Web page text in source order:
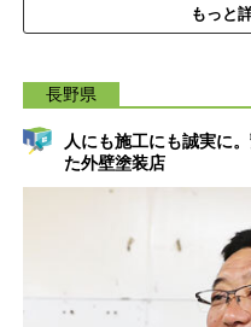
もっと
長野県
人にも施工にも誠実に
た外壁塗装店